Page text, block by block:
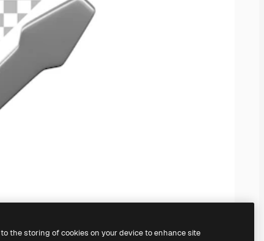
the storing of cookies on your device to enhance site